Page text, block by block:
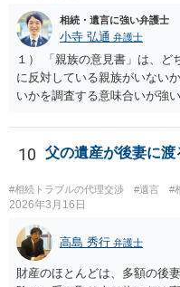
捺印する前に、相談者様も別
もいいと思います。 ⑵振込先
護士の預り口座を振込先とす
います。
相続・遺言に強い弁護士
小寺 弘通 弁護士
１） 「親族の意見書」は、ど
に反対している親族がいない
いかを調査する意味合いが強
す。 ２） 場合によっては、
後見人から相談があることも
相続放棄されれば問題ありま
もしれませんが、 関わりを持
見書にその旨を記載して提出
としても、関わりを拒否して
は低いと考えられます。 以上
10 父の遺産が後妻に渡
#相続トラブルの代理交渉 #遺言 #
2026年3月16日
高島 秀行 弁護士
財産のほとんどは、多額の後